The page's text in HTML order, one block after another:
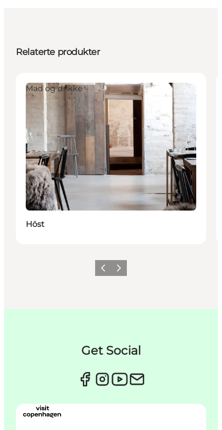
Relaterte produkter
Mad og drikke
Höst
ForrigeNeste
Get Social